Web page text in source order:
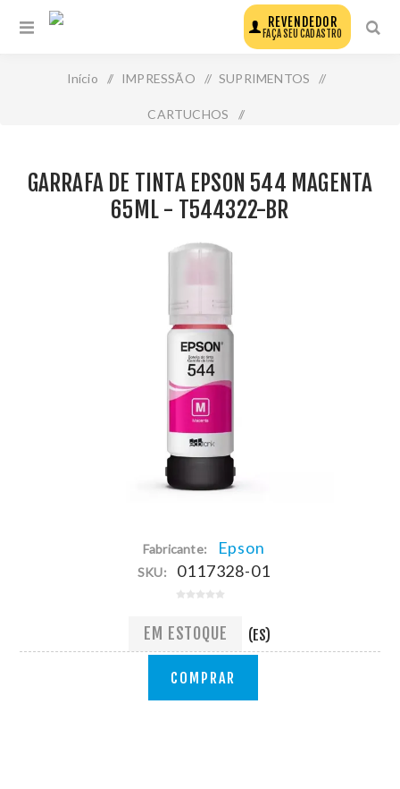
REVENDEDOR
FAÇA SEU CADASTRO
Início / IMPRESSÃO / SUPRIMENTOS /
CARTUCHOS /
GARRAFA DE TINTA EPSON 544 MAGENTA
65ML - T544322-BR
Fabricante: Epson
SKU: 0117328-01
EM ESTOQUE (ES)
COMPRAR